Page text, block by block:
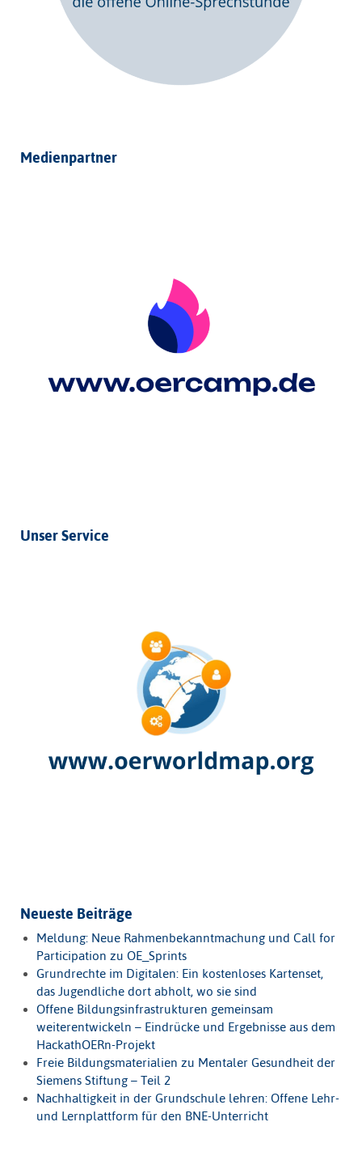
Medienpartner
Unser Service
Neueste Beiträge
Meldung: Neue Rahmenbekanntmachung und Call for
Participation zu OE_Sprints
Grundrechte im Digitalen: Ein kostenloses Kartenset,
das Jugendliche dort abholt, wo sie sind
Offene Bildungsinfrastrukturen gemeinsam
weiterentwickeln – Eindrücke und Ergebnisse aus dem
HackathOERn-Projekt
Freie Bildungsmaterialien zu Mentaler Gesundheit der
Siemens Stiftung – Teil 2
Nachhaltigkeit in der Grundschule lehren: Offene Lehr-
und Lernplattform für den BNE-Unterricht